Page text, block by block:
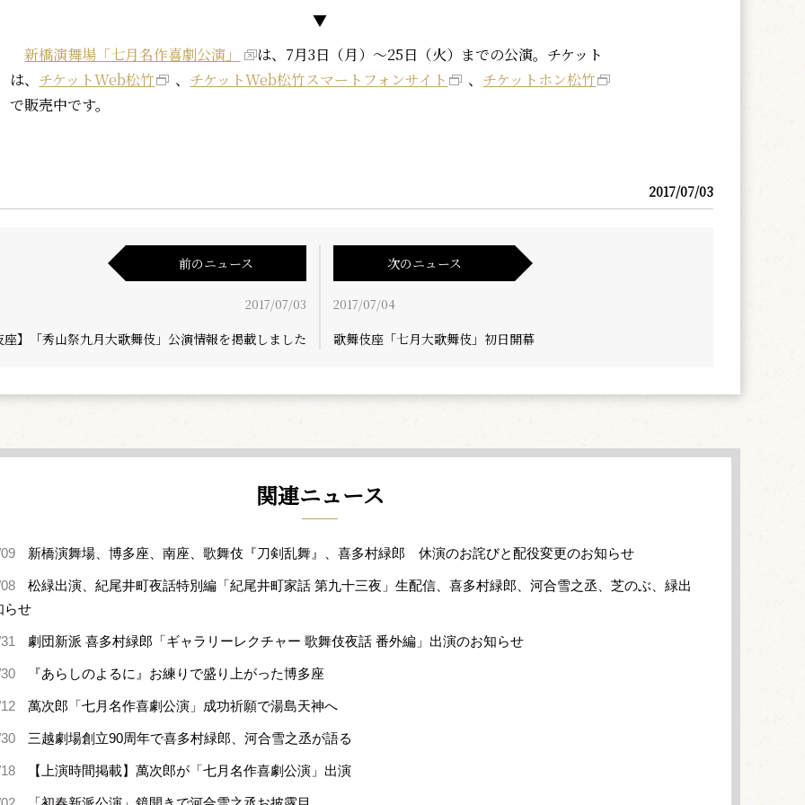
▼
新橋演舞場「七月名作喜劇公演」
は、7月3日（月）～25日（火）までの公演。チケット
は、 チケットWeb松竹 、 チケットWeb松竹スマートフォンサイト 、 チケットホン松竹
で販売中です。
2017/07/03
前のニュース
2017/07/03
座】「秀山祭九月大歌舞伎」公演情報を掲載しました
次のニュース
2017/07/04
歌舞伎座「七月大歌舞伎」初日開幕
関連ニュース
新橋演舞場、博多座、南座、歌舞伎『刀剣乱舞』、喜多村緑郎 休演のお詫びと配役変更のお知らせ
松緑出演、紀尾井町夜話特別編「紀尾井町家話 第九十三夜」生配信、喜多村緑郎、河合雪之丞、芝のぶ、緑出
らせ
劇団新派 喜多村緑郎「ギャラリーレクチャー 歌舞伎夜話 番外編」出演のお知らせ
『あらしのよるに』お練りで盛り上がった博多座
萬次郎「七月名作喜劇公演」成功祈願で湯島天神へ
三越劇場創立90周年で喜多村緑郎、河合雪之丞が語る
【上演時間掲載】萬次郎が「七月名作喜劇公演」出演